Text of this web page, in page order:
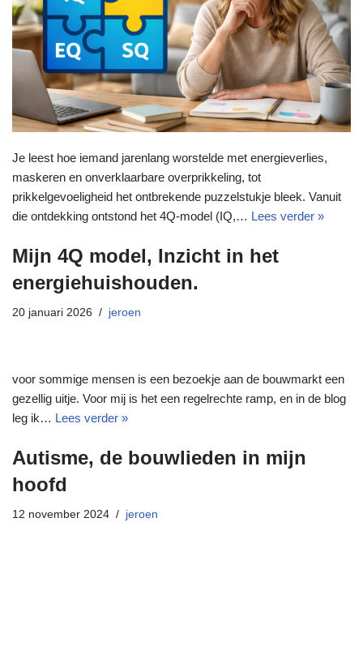
Je leest hoe iemand jarenlang worstelde met energieverlies,
maskeren en onverklaarbare overprikkeling, tot
prikkelgevoeligheid het ontbrekende puzzelstukje bleek. Vanuit
die ontdekking ontstond het 4Q‑model (IQ,… Lees verder »
Mijn 4Q model, Inzicht in het
energiehuishouden.
20 januari 2026 jeroen
voor sommige mensen is een bezoekje aan de bouwmarkt een
gezellig uitje. Voor mij is het een regelrechte ramp, en in de blog
leg ik… Lees verder »
Autisme, de bouwlieden in mijn
hoofd
12 november 2024 jeroen